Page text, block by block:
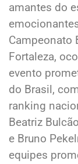
amantes do
Campeonato
Fortaleza,
evento
do Brasil,
ranking
Beatriz
e Bruno
equipes